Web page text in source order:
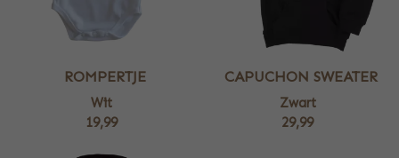
ROMPERTJE
Wit
19,99
CAPUCHON SWEATER
Zwart
29,99